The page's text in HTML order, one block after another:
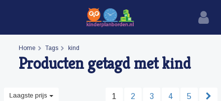
Home Tags kind
Producten getagd met kind
Laagste prijs 1 2 3 4 5